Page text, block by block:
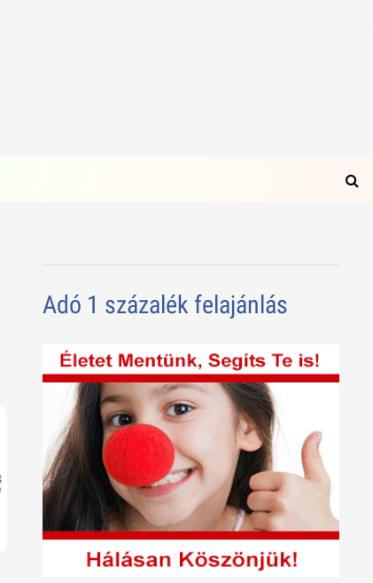
Adó 1 százalék felajánlás